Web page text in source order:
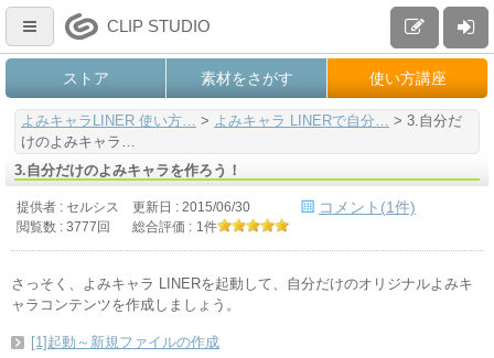
CLIP STUDIO
ストア 素材をさがす 使い方講座
よみキャラLINER 使い方… > よみキャラ LINERで自分… > 3.自分だ
けのよみキャラ…
3.自分だけのよみキャラを作ろう！
提供者 : セルシス 更新日 : 2015/06/30
閲覧数 : 3777回
総合評価 : 1件
コメント(1件)
さっそく、よみキャラ LINERを起動して、自分だけのオリジナルよみキ
ャラコンテンツを作成しましょう。
[1]起動～新規ファイルの作成